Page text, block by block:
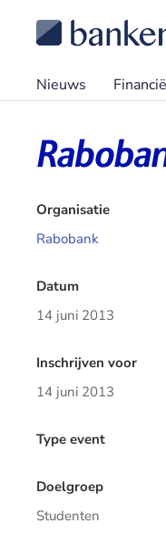
Nieuws
Organisatie
Rabobank
Datum
14 juni 2013
Inschrijven voor
14 juni 2013
Type event
Doelgroep
Studenten